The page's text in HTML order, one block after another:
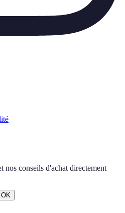
nos conseils d'achat directement
OK